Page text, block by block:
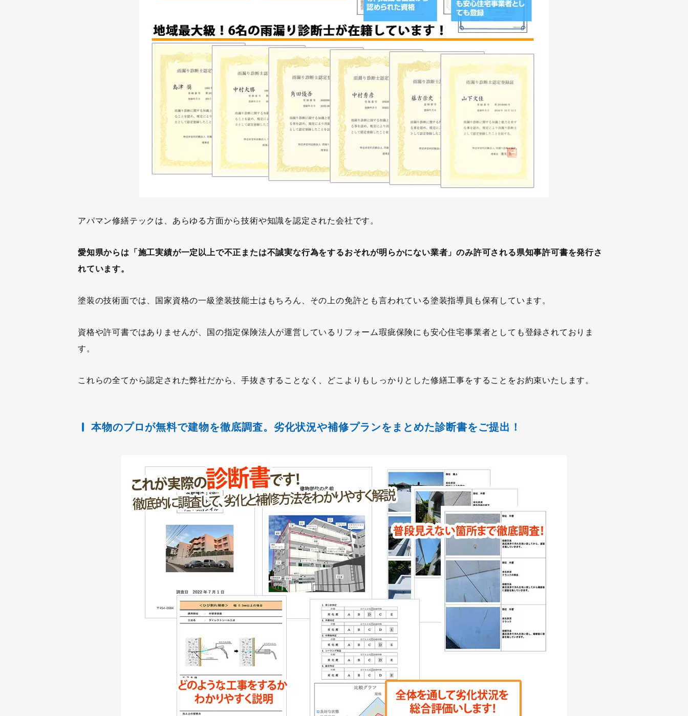
アパマン修繕テックは、あらゆる方面から技術や知識を認定された会社です。
愛知県からは「施工実績が一定以上で不正または不誠実な行為をするおそれが明らかにない業者」のみ許可される県知事許可書を発行さ
れています。
塗装の技術面では、国家資格の一級塗装技能士はもちろん、その上の免許とも言われている塗装指導員も保有しています。
資格や許可書ではありませんが、国の指定保険法人が運営しているリフォーム瑕疵保険にも安心住宅事業者としても登録されておりま
す。
これらの全てから認定された弊社だから、手抜きすることなく、どこよりもしっかりとした修繕工事をすることをお約束いたします。
本物のプロが無料で建物を徹底調査。劣化状況や補修プランをまとめた診断書をご提出！